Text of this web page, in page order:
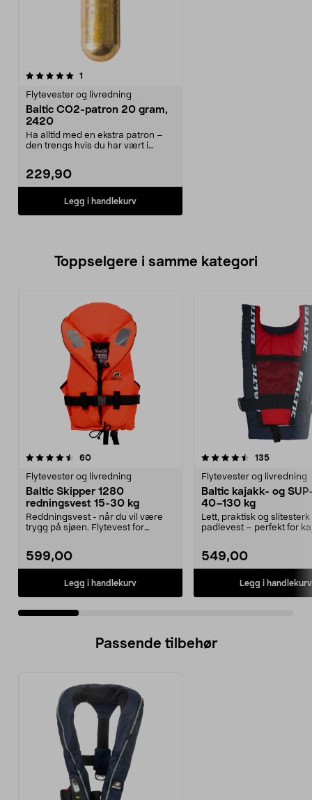
1
Flytevester og livredning
Baltic CO2-patron 20 gram,
2420
Ha alltid med en ekstra patron –
den trengs hvis du har vært i
229,90
Legg i handlekurv
Toppselgere i samme kategori
60anmeldelser
Flytevester og livredning
Baltic Skipper 1280
redningsvest 15-30 kg
Reddningsvest - når du vil være
trygg på sjøen. Flytevest for
599,00
Legg i handlekurv
4.5 av 5 stjerner 135
Flytevester og livredning
Baltic kajakk- og
40–130 kg
Lett, praktisk og slitesterk
padlevest – perfekt for
549,00
Legg i handlekurv
4.5 av 5 stjerner
Passende tilbehør